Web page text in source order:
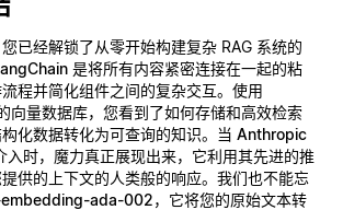
已经解锁了从零开始构建复杂 RAG 系统的
是将所有内容紧密连接在一起的粘
程并简化组件之间的复杂交互。使用
向量数据库，您看到了如何存储和高效检索
化数据转化为可查询的知识。当 Anthropic
入时，魔力真正展现出来，它利用其先进的推
供的上下文的人类般的响应。我们也不能忘
ada-002，它将您的原始文本转